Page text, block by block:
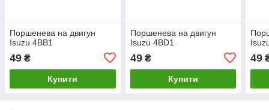
Поршенева на двигун
Isuzu 4BB1
49 ₴
Купити
Поршенева на двигун
Isuzu 4BD1
49₴
Купити
49